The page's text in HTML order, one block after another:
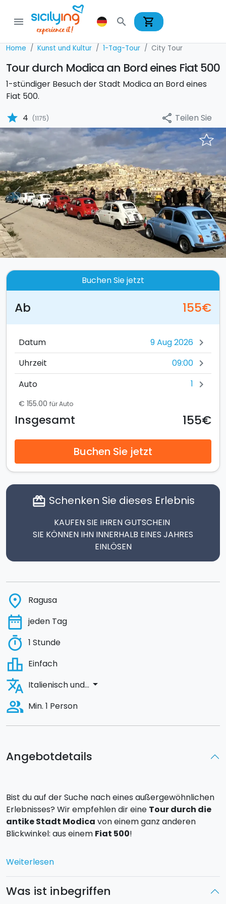
menu search shopping_cart
Home Kunst und Kultur 1-Tag-Tour City Tour
Tour durch Modica an Bord eines Fiat 500
1-stündiger Besuch der Stadt Modica an Bord eines
Fiat 500.
star 4 (1175) share Teilen Sie
Previous Next
Angebotdetails
Bist du auf der Suche nach eines außergewöhnlichen
Erlebnisses? Wir empfehlen dir eine Tour durch die
antike Stadt Modica von einem ganz anderen
Blickwinkel: aus einem Fiat 500!
Dieseaußergewöhnliche Tour
vor. Du wirst dashistorische Zentrum
Weiterlesen
Was ist inbegriffen
Buchen Sie jetzt
Ab 155€
Datum chevron_right
Uhrzeit 09:00 chevron_right
Auto 1 chevron_right
€ 155.00 für Auto
Insgesamt 155€
Buchen Sie jetzt
card_giftcard Schenken Sie dieses Erlebnis
KAUFEN SIE IHREN GUTSCHEIN
SIE KÖNNEN IHN INNERHALB EINES JAHRES
EINLÖSEN
place Ragusa
date_range jeden Tag
timer 1 Stunde
leaderboard Einfach
translate Italienisch und... arrow_drop_down
people_alt Min. 1 Person